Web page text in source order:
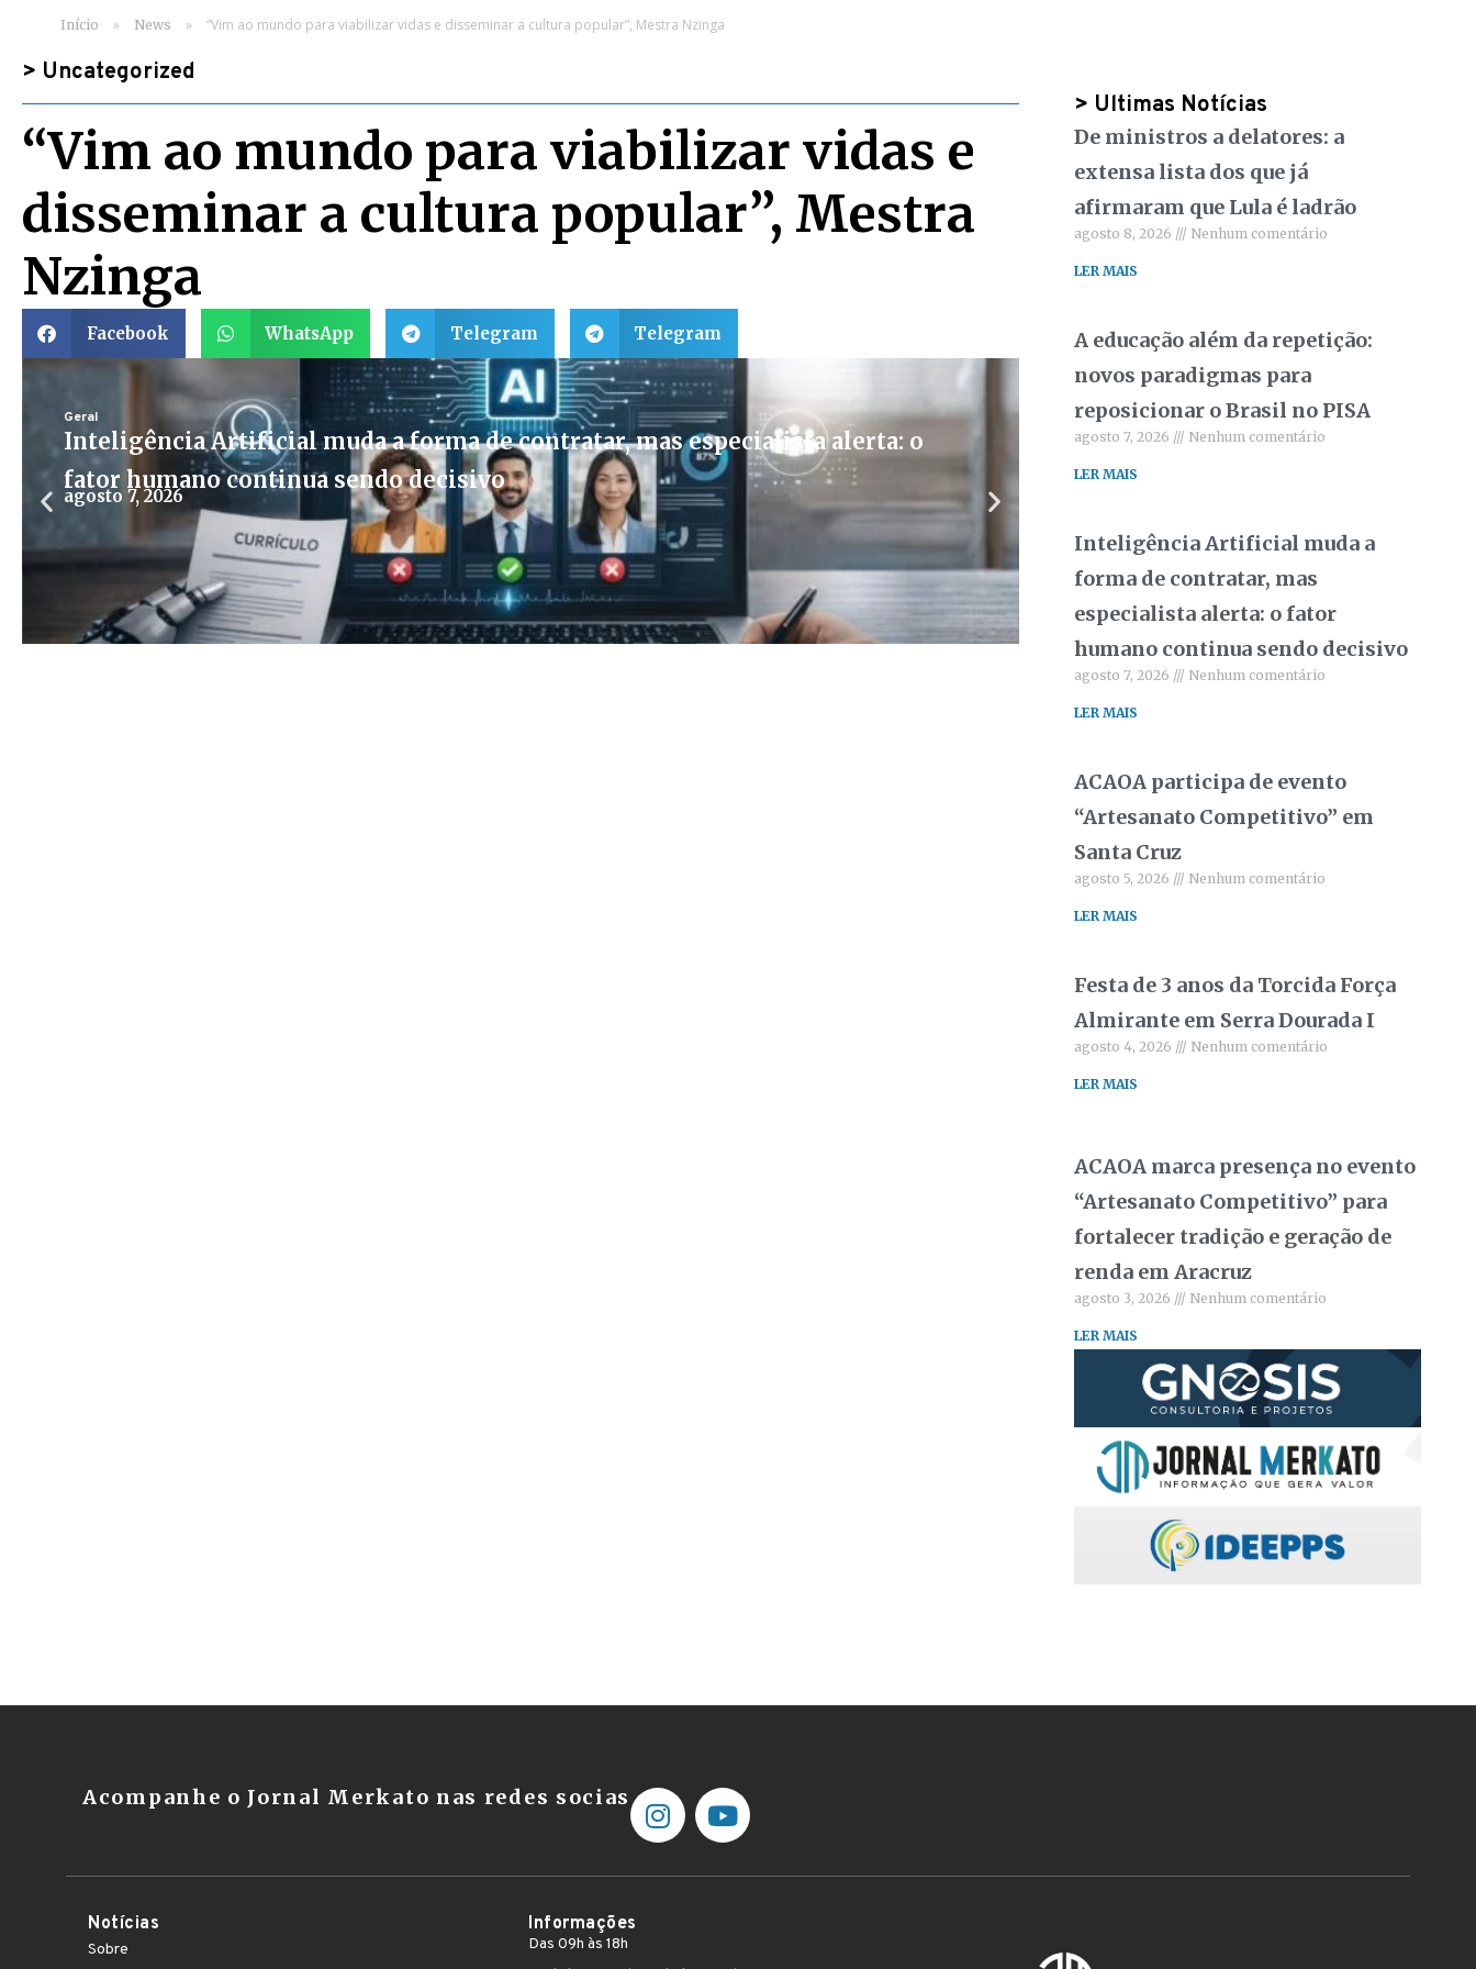
Início » News » “Vim ao mundo para viabilizar vidas e disseminar a cultura popular”, Mestra Nzinga
> Uncategorized
“Vim ao mundo para viabilizar vidas e
disseminar a cultura popular”, Mestra
Nzinga
Facebook WhatsApp Telegram Telegram
Geral
Inteligência Artificial muda a forma de contratar, mas especialista alerta: o
fator humano continua sendo decisivo
agosto 7, 2026
Empreendedorismo,Terceiro Setor
ACAOA participa de evento
> Ultimas Notícias
De ministros a delatores: a
extensa lista dos que já
afirmaram que Lula é ladrão
agosto 8, 2026 Nenhum comentário
LER MAIS
A educação além da repetição:
novos paradigmas para
reposicionar o Brasil no PISA
agosto 7, 2026 Nenhum comentário
LER MAIS
Inteligência Artificial muda a
forma de contratar, mas
especialista alerta: o fator
humano continua sendo decisivo
agosto 7, 2026 Nenhum comentário
LER MAIS
ACAOA participa de evento
“Artesanato Competitivo” em
Santa Cruz
agosto 5, 2026 Nenhum comentário
LER MAIS
Festa de 3 anos da Torcida Força
Almirante em Serra Dourada I
agosto 4, 2026 Nenhum comentário
LER MAIS
ACAOA marca presença no evento
“Artesanato Competitivo” para
fortalecer tradição e geração de
renda em Aracruz
agosto 3, 2026 Nenhum comentário
LER MAIS
Acompanhe o Jornal Merkato nas redes socias
Notícias
Sobre
Informações
Das 09h às 18h